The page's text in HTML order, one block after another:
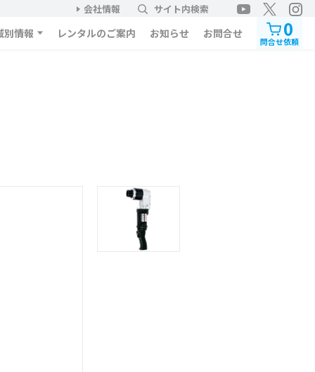
会社情報 サイト内検索
別情報 レンタルのご案内 お知らせ お問合せ 0
問合せ依頼